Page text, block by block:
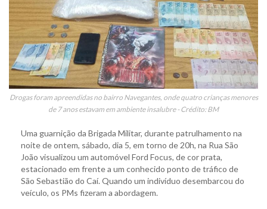
Drogas foram apreendidas no bairro Navegantes, onde quatro crianças menores
de 7 anos estavam em ambiente insalubre - Crédito: BM
Uma guarnição da Brigada Militar, durante patrulhamento na
noite de ontem, sábado, dia 5, em torno de 20h, na Rua São
João visualizou um automóvel Ford Focus, de cor prata,
estacionado em frente a um conhecido ponto de tráfico de
São Sebastião do Caí. Quando um indivíduo desembarcou do
veículo, os PMs fizeram a abordagem.